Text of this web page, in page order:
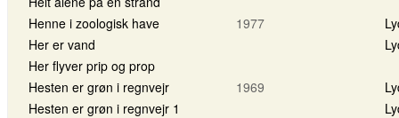
Henne i zoologisk have
1977
Her er vand
Her flyver prip og prop
Hesten er grøn i regnvejr
1969
Hesten er grøn i regnvejr 1